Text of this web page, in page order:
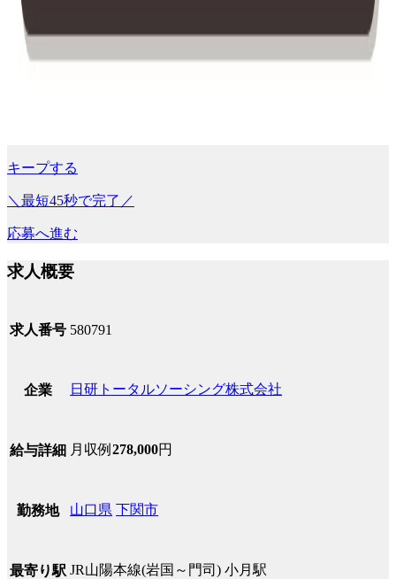
キープする
＼最短45秒で完了／
応募へ進む
求人概要
求人番号 580791
企業 日研トータルソーシング株式会社
給与詳細 月収例 278,000円
勤務地 山口県 下関市
最寄り駅 JR山陽本線(岩国～門司) 小月駅